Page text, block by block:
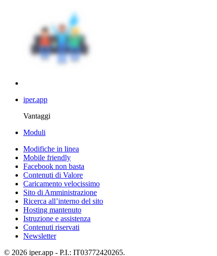
iper.app
Vantaggi
Moduli
Modifiche in linea
Mobile friendly
Facebook non basta
Contenuti di Valore
Caricamento velocissimo
Sito di Amministrazione
Ricerca all’interno del sito
Hosting mantenuto
Istruzione e assistenza
Contenuti riservati
Newsletter
© 2026 iper.app - P.I.: IT03772420265.